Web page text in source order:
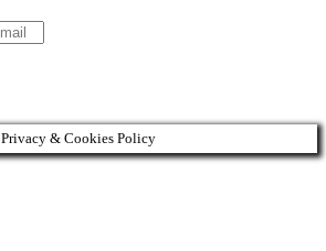
Privacy & Cookies Policy